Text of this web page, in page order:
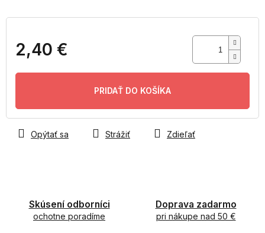
2,40 €
PRIDAŤ DO KOŠÍKA
Skúsení odborníci
ochotne poradíme
Doprava zadarmo
pri nákupe nad 50 €
Opýtať sa Strážiť Zdieľať